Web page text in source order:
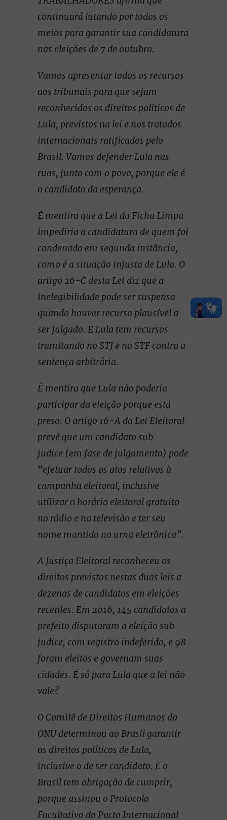
continuará lutando por todos os
meios para garantir sua candidatura
nas eleições de 7 de outubro.
Vamos apresentar todos os recursos
aos tribunais para que sejam
reconhecidos os direitos políticos de
Lula, previstos na lei e nos tratados
internacionais ratificados pelo
Brasil. Vamos defender Lula nas
ruas, junto com o povo, porque ele é
o candidato da esperança.
É mentira que a Lei da Ficha Limpa
impediria a candidatura de quem foi
condenado em segunda instância,
como é a situação injusta de Lula. O
artigo 26-C desta Lei diz que a
inelegibilidade pode ser suspensa
quando houver recurso plausível a
ser julgado. E Lula tem recursos
tramitando no STJ e no STF contra a
sentença arbitrária.
É mentira que Lula não poderia
participar da eleição porque está
preso. O artigo 16-A da Lei Eleitoral
prevê que um candidato sub
judice (em fase de julgamento) pode
“efetuar todos os atos relativos à
campanha eleitoral, inclusive
utilizar o horário eleitoral gratuito
no rádio e na televisão e ter seu
nome mantido na urna eletrônica”.
A Justiça Eleitoral reconheceu os
direitos previstos nestas duas leis a
dezenas de candidatos em eleições
recentes. Em 2016, 145 candidatos a
prefeito disputaram a eleição sub
judice, com registro indeferido, e 98
foram eleitos e governam suas
cidades. É só para Lula que a lei não
vale?
O Comitê de Direitos Humanos da
ONU determinou ao Brasil garantir
os direitos políticos de Lula,
inclusive o de ser candidato. E o
Brasil tem obrigação de cumprir,
porque assinou o Protocolo
Facultativo do Pacto Internacional